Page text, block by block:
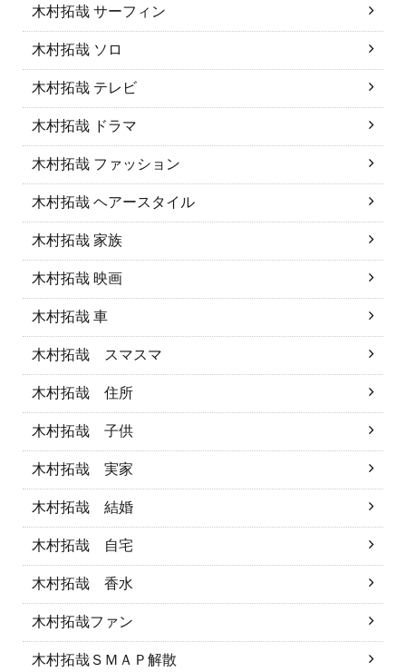
木村拓哉 サーフィン
木村拓哉 ソロ
木村拓哉 テレビ
木村拓哉 ドラマ
木村拓哉 ファッション
木村拓哉 ヘアースタイル
木村拓哉 家族
木村拓哉 映画
木村拓哉 車
木村拓哉 スマスマ
木村拓哉 住所
木村拓哉 子供
木村拓哉 実家
木村拓哉 結婚
木村拓哉 自宅
木村拓哉 香水
木村拓哉ファン
木村拓哉ＳＭＡＰ解散